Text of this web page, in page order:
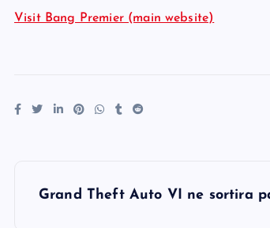
Visit Bang Premier (main website)
Grand Theft Auto VI ne sortira